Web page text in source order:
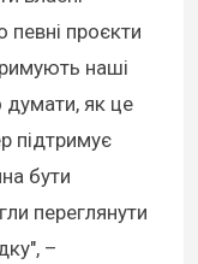
проєкти
наші
як це
підтримує
бути
переглянути
–